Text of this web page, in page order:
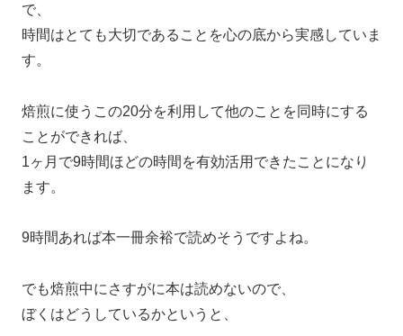
で、
時間はとても大切であることを心の底から実感していま
す。
焙煎に使うこの20分を利用して他のことを同時にする
ことができれば、
1ヶ月で9時間ほどの時間を有効活用できたことになり
ます。
9時間あれば本一冊余裕で読めそうですよね。
でも焙煎中にさすがに本は読めないので、
ぼくはどうしているかというと、